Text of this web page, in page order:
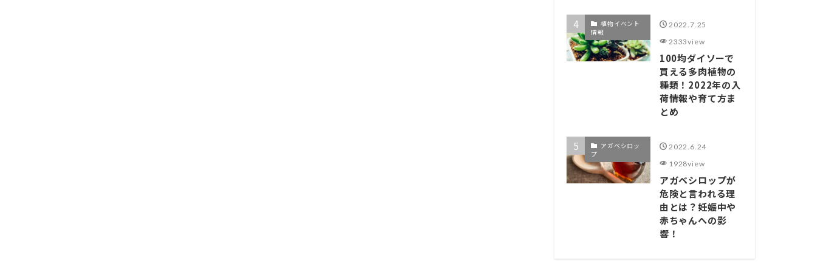
植物イベント
情報
2022.7.25
2333view
100均ダイソーで
買える多肉植物の
種類！2022年の入
荷情報や育て方ま
とめ
アガベシロッ
プ
2022.6.24
1928view
アガベシロップが
危険と言われる理
由とは？妊娠中や
赤ちゃんへの影
響！